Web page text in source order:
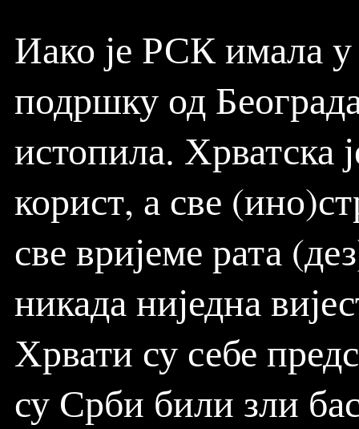
Иако је РСК имала
подршку од
истопила. Хрватска
корист, а све
све вријеме рата
никада ниједна
Хрвати су себе
су Срби били зли